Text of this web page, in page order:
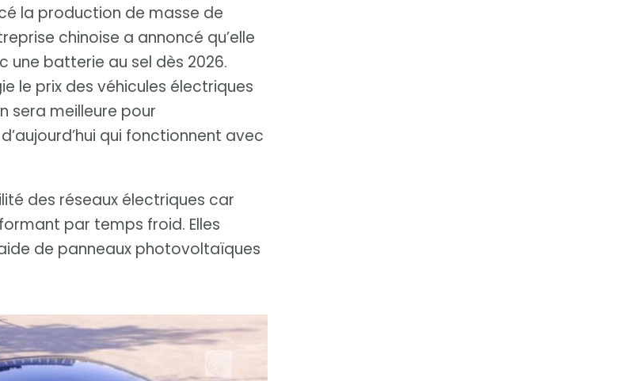
la production de masse de
chinoise a annoncé qu’elle
une batterie au sel dès 2026.
le prix des véhicules électriques
sera meilleure pour
qui fonctionnent avec
des réseaux électriques car
par temps froid. Elles
de panneaux photovoltaïques